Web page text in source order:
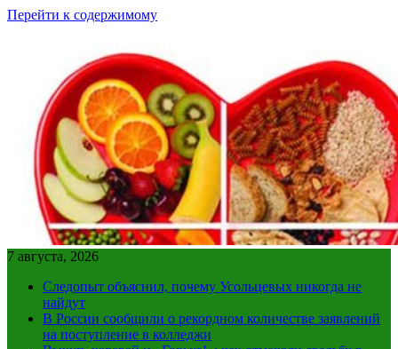
Перейти к содержимому
7 августа, 2026
Следопыт объяснил, почему Усольцевых никогда не
найдут
В России сообщили о рекордном количестве заявлений
на поступление в колледжи